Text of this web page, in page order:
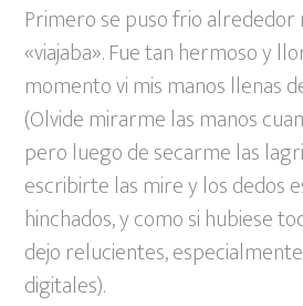
Primero se puso frio alrededor
«viajaba». Fue tan hermoso y
momento vi mis manos llenas
(Olvide mirarme las manos
pero luego de secarme las
escribirte las mire y los dedos
hinchados, y como si hubiese
dejo relucientes,
digitales).